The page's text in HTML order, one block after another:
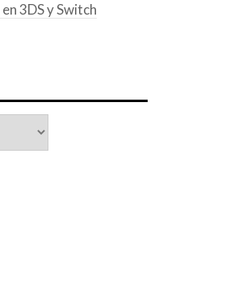
3DS y Switch